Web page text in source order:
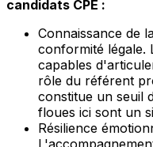
candidats CPE :
Connaissance de
conformité légale.
capables
rôle du référent
constitue un seuil
floues ici sont un
Résilience